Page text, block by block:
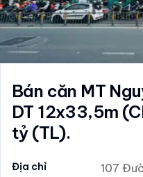
Bán căn MT
DT 12x33,5m
tỷ (TL).
Địa chỉ
107